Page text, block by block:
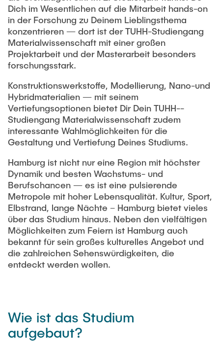
Dich im Wesentlichen auf die Mitarbeit hands-on
in der Forschung zu Deinem Lieblingsthema
konzentrieren — dort ist der TUHH-Studiengang
Materialwissenschaft mit einer großen
Projektarbeit und der Masterarbeit besonders
forschungsstark.
Konstruktionswerkstoffe, Modellierung, Nano-und
Hybridmaterialien — mit seinem
Vertiefungsoptionen bietet Dir Dein TUHH-­­
Studiengang Materialwissenschaft zudem
interessante Wahlmöglichkeiten für die
Gestaltung und Vertiefung Deines Studiums.
Hamburg ist nicht nur eine Region mit höchster
Dynamik und besten Wachstums- und
Berufschancen — es ist eine pulsierende
Metropole mit hoher Lebensqualität. Kultur, Sport,
Elbstrand, lange Nächte – Hamburg bietet vieles
über das Studium hinaus. Neben den vielfältigen
Möglichkeiten zum Feiern ist Hamburg auch
bekannt für sein großes kulturelles Angebot und
die zahlreichen Sehenswürdigkeiten, die
entdeckt werden wollen.
Wie ist das Studium
aufgebaut?